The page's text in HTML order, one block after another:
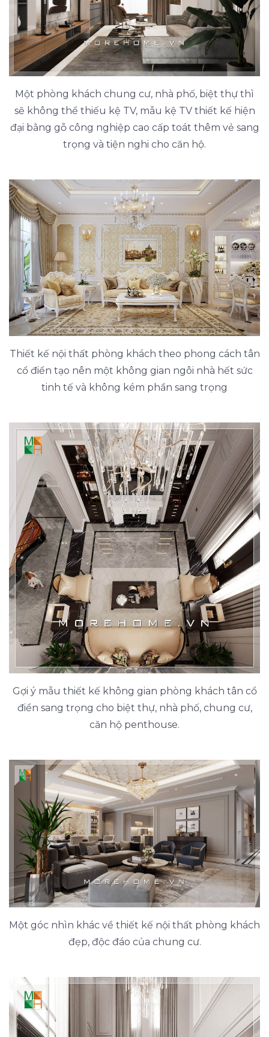
Một phòng khách chung cư, nhà phố, biệt thự thì
sẽ không thể thiếu kệ TV, mẫu kệ TV thiết kế hiện
đại bằng gỗ công nghiệp cao cấp toát thêm vẻ sang
trọng và tiện nghi cho căn hộ.
Thiết kế nội thất phòng khách theo phong cách tân
cổ điển tạo nên một không gian ngôi nhà hết sức
tinh tế và không kém phần sang trọng
Gợi ý mẫu thiết kế không gian phòng khách tân cổ
điển sang trọng cho biệt thự, nhà phố, chung cư,
căn hộ penthouse.
Một góc nhìn khác về thiết kế nội thất phòng khách
đẹp, độc đáo của chung cư.